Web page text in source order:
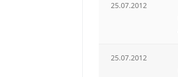
25.07.2012
25.07.2012